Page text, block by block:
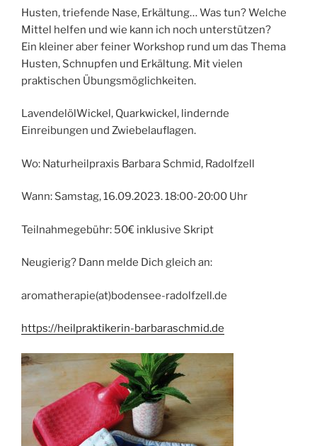
Husten, triefende Nase, Erkältung… Was tun? Welche
Mittel helfen und wie kann ich noch unterstützen?
Ein kleiner aber feiner Workshop rund um das Thema
Husten, Schnupfen und Erkältung. Mit vielen
praktischen Übungsmöglichkeiten.
LavendelölWickel, Quarkwickel, lindernde
Einreibungen und Zwiebelauflagen.
Wo: Naturheilpraxis Barbara Schmid, Radolfzell
Wann: Samstag, 16.09.2023. 18:00-20:00 Uhr
Teilnahmegebühr: 50€ inklusive Skript
Neugierig? Dann melde Dich gleich an:
aromatherapie(at)bodensee-radolfzell.de
https://heilpraktikerin-barbaraschmid.de